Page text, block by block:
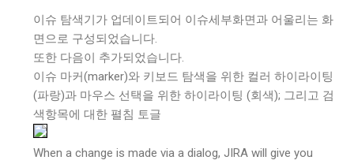
이슈 탐색기가 업데이트되어 이슈세부화면과 어울리는 화
면으로 구성되었습니다.
또한 다음이 추가되었습니다.
이슈 마커(marker)와 키보드 탐색을 위한 컬러 하이라이팅
(파랑)과 마우스 선택을 위한 하이라이팅 (회색); 그리고 검
색항목에 대한 펼침 토글
When a change is made via a dialog, JIRA will give you